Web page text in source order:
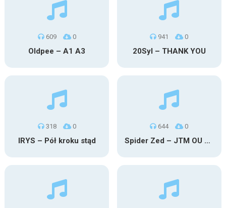
609 0
Oldpee – A1 A3
941 0
20Syl – THANK YOU
318 0
IRYS – Pół kroku stąd
644 0
Spider Zed – JTM OU TG